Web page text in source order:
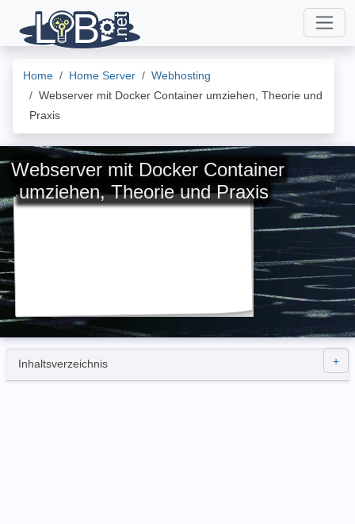
Home Home Server
Webhosting
Webserver mit Docker Container umziehen, Theorie und
Praxis
Webserver mit Docker Container
umziehen, Theorie und Praxis
Inhaltsverzeichnis